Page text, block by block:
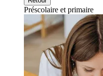
Préscolaire et primaire